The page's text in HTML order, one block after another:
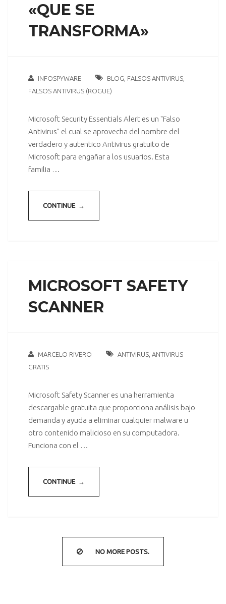
«QUE SE
TRANSFORMA»
INFOSPYWARE BLOG FALSOS ANTIVIRUS,
FALSOS ANTIVIRUS (ROGUE)
Microsoft Security Essentials Alert es un "Falso
Antivirus" el cual se aprovecha del nombre del
verdadero y autentico Antivirus gratuito de
Microsoft para engañar a los usuarios. Esta
familia …
CONTINUE →
MICROSOFT SAFETY
SCANNER
MARCELO RIVERO ANTIVIRUS, ANTIVIRUS
GRATIS
Microsoft Safety Scanner es una herramienta
descargable gratuita que proporciona análisis bajo
demanda y ayuda a eliminar cualquier malware u
otro contenido malicioso en su computadora.
Funciona con el …
CONTINUE →
NO MORE POSTS.